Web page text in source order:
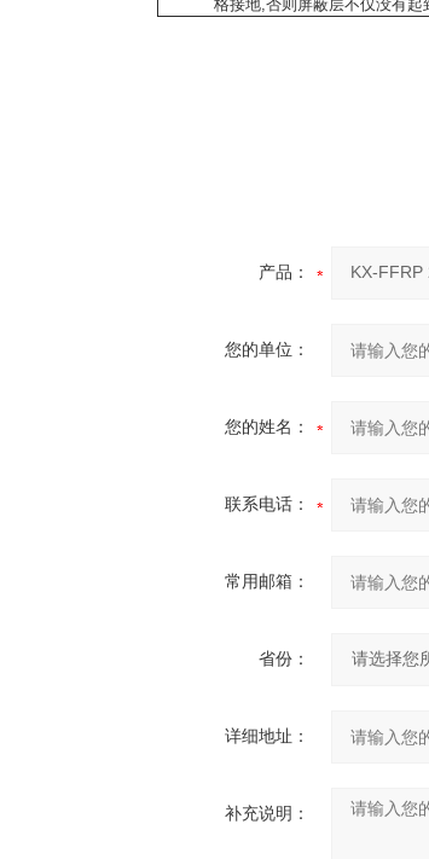
格接地,否则屏蔽层不仅没有起
产品：
您的单位：
您的姓名：
联系电话：
常用邮箱：
省份：
详细地址：
补充说明：